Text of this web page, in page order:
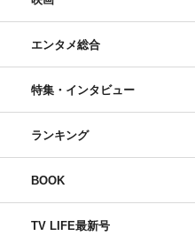
エンタメ総合
特集・インタビュー
ランキング
BOOK
TV LIFE最新号